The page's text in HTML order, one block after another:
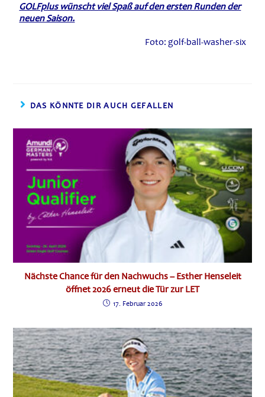
GOLFplus wünscht viel Spaß auf den ersten Runden der
neuen Saison.
Foto: golf-ball-washer-six
DAS KÖNNTE DIR AUCH GEFALLEN
Nächste Chance für den Nachwuchs – Esther Henseleit
öffnet 2026 erneut die Tür zur LET
17. Februar 2026